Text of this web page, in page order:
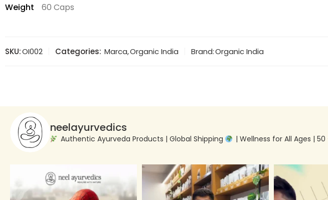
Weight 60 Caps
SKU:OI002 Categories: Marca,Organic India Brand:Organic India
neelayurvedics
Authentic Ayurveda Products | Global Shipping | Wellness for All Ages |